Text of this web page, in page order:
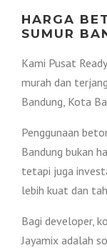
HARGA
SUMUR
Kami Pusat
murah dan
Bandung, Kota
Penggunaan
Bandung bukan
tetapi juga
lebih kuat dan
Bagi developer,
Jayamix adalah